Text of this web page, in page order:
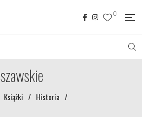
0
Książki / Historia /